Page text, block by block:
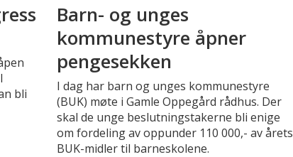
bli
Barn- og unges
kommunestyre åpner
pengesekken
I dag har barn og unges kommunestyre
(BUK) møte i Gamle Oppegård rådhus. Der
skal de unge beslutningstakerne bli enige
om fordeling av oppunder 110 000,- av årets
BUK-midler til barneskolene.